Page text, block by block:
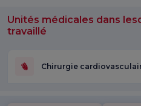
Unités médicales dans
travaillé
Chirurgie